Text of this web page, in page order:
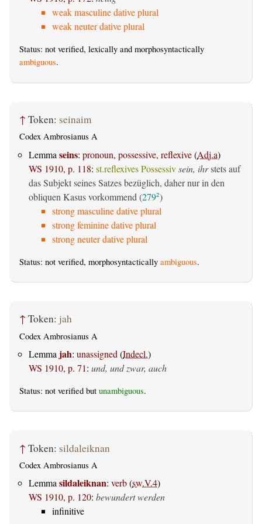
weak masculine dative plural
weak neuter dative plural
Status: not verified, lexically and morphosyntactically
ambiguous.
↑ Token: seinaim
Codex Ambrosianus A
Lemma seins: pronoun, possessive, reflexive(Adj.a)
WS 1910, p. 118: st.reflexives Possessivsein, ihrstets auf
das Subjekt seines Satzes bezüglich, daher nur in den
obliquen Kasus vorkommend (2792)
strong masculine dative plural
strong feminine dative plural
strong neuter dative plural
Status: not verified, morphosyntactically ambiguous.
↑ Token: jah
Codex Ambrosianus A
Lemma jah: unassigned (Indecl.)
WS 1910, p. 71: und, und zwar, auch
Status: not verified but unambiguous.
↑ Token: sildaleiknan
Codex Ambrosianus A
Lemmasildaleiknan: verb(sw.V.4)
WS 1910, p. 120: bewundert werden
infinitive